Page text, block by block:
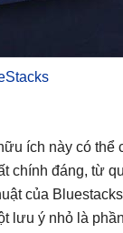
ích này có thể
chính đáng, từ
của
lưu ý nhỏ là